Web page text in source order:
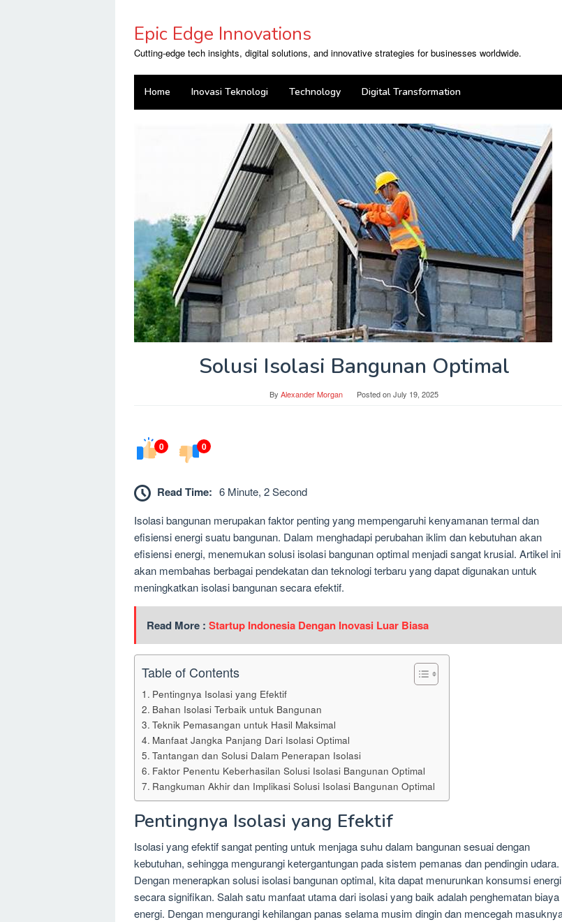
contentEpic Edge Innovations
Cutting-edge tech insights, digital solutions, and innovative strategies for businesses worldwide.
Home Inovasi Teknologi Technology Digital Transformation
Solusi Isolasi Bangunan Optimal
By Alexander Morgan Posted onJuly 19, 2025
0 0
Read Time: 6 Minute, 2 Second
Isolasi bangunan merupakan faktor penting yang mempengaruhi kenyamanan termal dan
efisiensi energi suatu bangunan. Dalam menghadapi perubahan iklim dan kebutuhan akan
efisiensi energi, menemukan solusi isolasi bangunan optimal menjadi sangat krusial. Artikel ini
akan membahas berbagai pendekatan dan teknologi terbaru yang dapat digunakan untuk
meningkatkan isolasi bangunan secara efektif.
Read More : Startup Indonesia Dengan Inovasi Luar Biasa
Table of Contents
Pentingnya Isolasi yang Efektif
Bahan Isolasi Terbaik untuk Bangunan
Teknik Pemasangan untuk Hasil Maksimal
Manfaat Jangka Panjang Dari Isolasi Optimal
Tantangan dan Solusi Dalam Penerapan Isolasi
Faktor Penentu Keberhasilan Solusi Isolasi Bangunan Optimal
Rangkuman Akhir dan Implikasi Solusi Isolasi Bangunan Optimal
Pentingnya Isolasi yang Efektif
Isolasi yang efektif sangat penting untuk menjaga suhu dalam bangunan sesuai dengan
kebutuhan, sehingga mengurangi ketergantungan pada sistem pemanas dan pendingin udara.
Dengan menerapkan solusi isolasi bangunan optimal, kita dapat menurunkan konsumsi energi
secara signifikan. Salah satu manfaat utama dari isolasi yang baik adalah penghematan biaya
energi. Dengan mengurangi kehilangan panas selama musim dingin dan mencegah